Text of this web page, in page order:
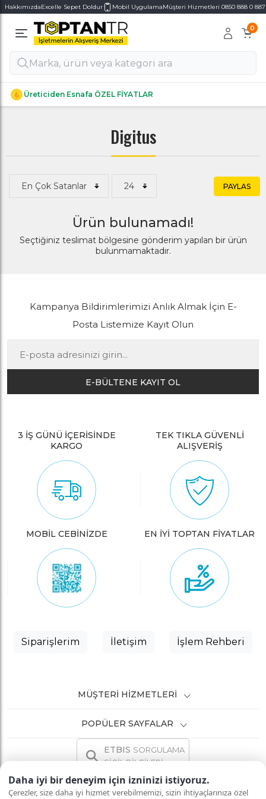
Daha iyi bir deneyim için izninizi istiyoruz.
Çerezler, size daha iyi hizmet verebilmemizi, sizin ihtiyaçlarınıza özel
HakkımızdaExcelle Sepet Doldur Mobil UygulamaMüşteri Hizmetleri 0850 888 0 887
0
Üreticiden Esnafa ÖZEL FİYATLAR
Alt Kategoriler
Alt Kategoriler
Digitus
PAYLAS
Ürün bulunamadı!
Seçtiğiniz teslimat bölgesine gönderim yapılan bir ürün
bulunmamaktadır.
Kampanya Bildirimlerimizi Anlık Almak İçin E-
Posta Listemize Kayıt Olun
E-BÜLTENE KAYIT OL
3 İŞ GÜNÜ İÇERİSİNDE
KARGO
TEK TIKLA GÜVENLİ
ALIŞVERİŞ
MOBİL CEBİNİZDE EN İYİ TOPTAN FİYATLAR
Siparişlerim İletişim İşlem Rehberi
MÜŞTERI HIZMETLERI
POPÜLER SAYFALAR
ETBIS SORGULAMA
SİCİL BİLGİLERİ